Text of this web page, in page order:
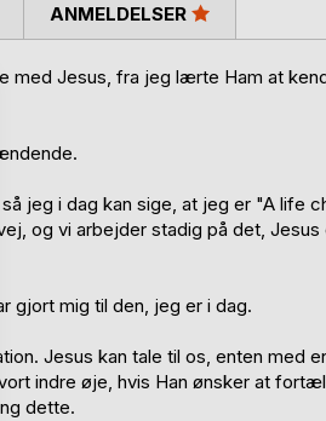
Jesus, fra jeg lærte Ham at
jeg i dag kan sige, at jeg er "A life
og vi arbejder stadig på det, Jesus
gjort mig til den, jeg er i dag.
Jesus kan tale til os, enten med
indre øje, hvis Han ønsker at
dette.
ANMELDELSER